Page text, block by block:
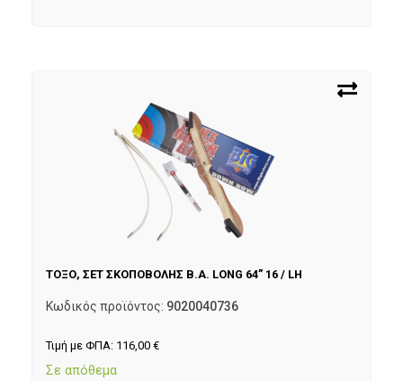
ΤΟΞΟ, ΣΕΤ ΣΚΟΠΟΒΟΛΗΣ B.A. LONG 64” 16 / LH
Κωδικός προϊόντος: 9020040736
Τιμή με ΦΠΑ: 116,00 €
Σε απόθεμα